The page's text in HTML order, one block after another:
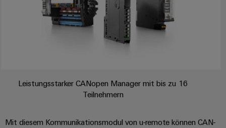
Leistungsstarker CANopen Manager mit bis zu 16
Teilnehmern
Mit diesem Kommunikationsmodul von u-remote können CAN-